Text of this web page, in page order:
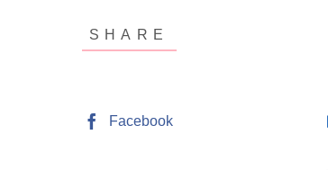
Facebook